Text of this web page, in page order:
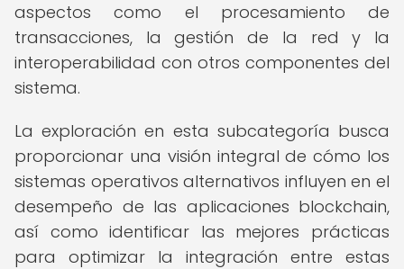
aspectos como el procesamiento de
transacciones, la gestión de la red y la
interoperabilidad con otros componentes del
sistema.
La exploración en esta subcategoría busca
proporcionar una visión integral de cómo los
sistemas operativos alternativos influyen en el
desempeño de las aplicaciones blockchain,
así como identificar las mejores prácticas
para optimizar la integración entre estas